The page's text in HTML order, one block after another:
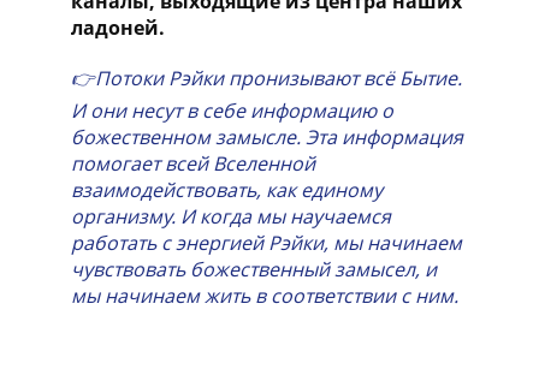
ладоней.
👉Потоки Рэйки пронизывают всё Бытие.
И они несут в себе информацию о
божественном замысле. Эта информация
помогает всей Вселенной
взаимодействовать, как единому
организму. И когда мы научаемся
работать с энергией Рэйки, мы начинаем
чувствовать божественный замысел, и
мы начинаем жить в соответствии с ним.